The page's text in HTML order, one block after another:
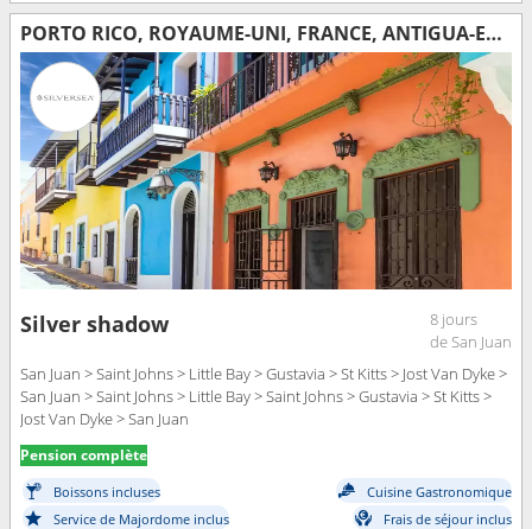
PORTO RICO, ROYAUME-UNI, FRANCE, ANTIGUA-ET-BARBUDA, JOST VAN DYKE
Silver shadow
8 jours
de San Juan
San Juan > Saint Johns > Little Bay > Gustavia > St Kitts > Jost Van Dyke >
San Juan > Saint Johns > Little Bay > Saint Johns > Gustavia > St Kitts >
Jost Van Dyke > San Juan
Pension complète
Boissons incluses
Cuisine Gastronomique
Service de Majordome inclus
Frais de séjour inclus